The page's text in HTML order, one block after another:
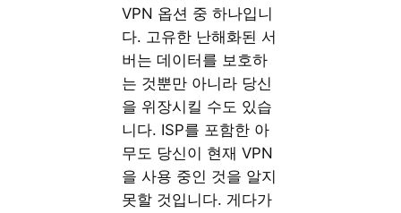
VPN 옵션 중 하나입니
다. 고유한 난해화된 서
버는 데이터를 보호하
는 것뿐만 아니라 당신
을 위장시킬 수도 있습
니다. ISP를 포함한 아
무도 당신이 현재 VPN
을 사용 중인 것을 알지
못할 것입니다. 게다가